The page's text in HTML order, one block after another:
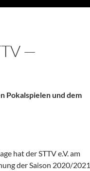
—
Pokal­spielen und dem
hat der STTV e.V. am
der Saison 2020/2021